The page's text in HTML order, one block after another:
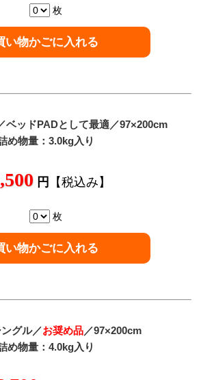
枚
ベッドPADとして最適／97×200cm
め物量：3.0kg入り
円 【税込み】
枚
グル／お奨め品／97×200cm
め物量：4.0kg入り